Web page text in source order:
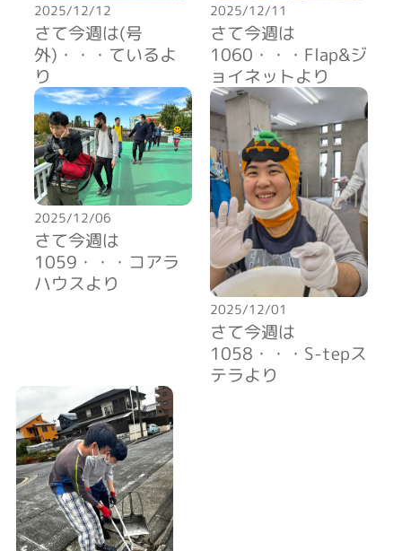
2025/12/12
さて今週は(号
外)・・・ているよ
り
2025/12/11
さて今週は
1060・・・Flap&ジ
ョイネットより
2025/12/06
さて今週は
1059・・・コアラ
ハウスより
2025/12/01
さて今週は
1058・・・S-tepス
テラより